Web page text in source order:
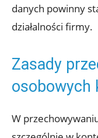
danych powinny
działalności firmy.
Zasady
osobowych
W